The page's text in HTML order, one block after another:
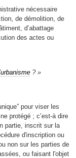
nécessaire
de démolition, de
d’abattage
des actes ou
? »
pour viser les
protégé ; c’est-à dire
partie, inscrit sur la
d'inscription ou
non sur les parties de
ou faisant l'objet